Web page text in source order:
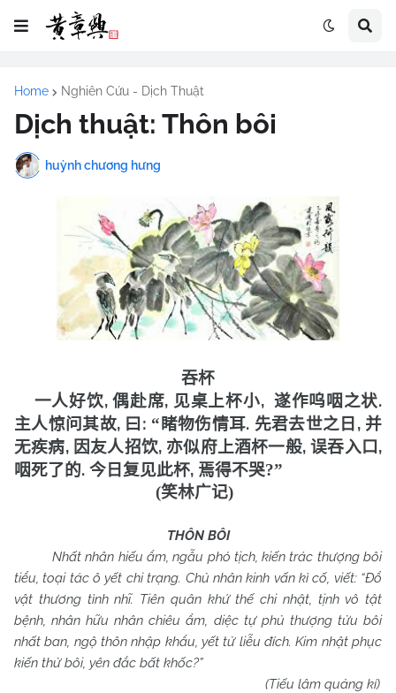
Home Nghiên Cứu - Dịch Thuật
Dịch thuật: Thôn bôi
huỳnh chương hưng
吞杯
一人好饮,偶赴席, 见桌上杯小, 遂作呜咽之状.
主人惊问其故, 曰: “ 睹物伤情耳. 先君去世之日 , 并
无疾病, 因友人招饮, 亦似府上酒杯一般,误吞入口,
咽死了的. 今日复见此杯, 焉得不哭?”
(笑林广记)
THÔN BÔI
Nhất nhân hiếu ẩm, ngẫu phó tịch, kiến trác thượng bôi
tiểu, toại tác ô yết chi trạng. Chủ nhân kinh vấn kì cố, viết: “Đổ
vật thương tình nhĩ. Tiên quân khứ thế chi nhật, tịnh vô tật
bệnh, nhân hữu nhân chiêu ẩm, diệc tự phủ thượng tửu bôi
nhất ban, ngộ thôn nhập khẩu, yết tử liễu đích. Kim nhật phục
kiến thử bôi, yên đắc bất khốc?”
(Tiếu lâm quảng kí)